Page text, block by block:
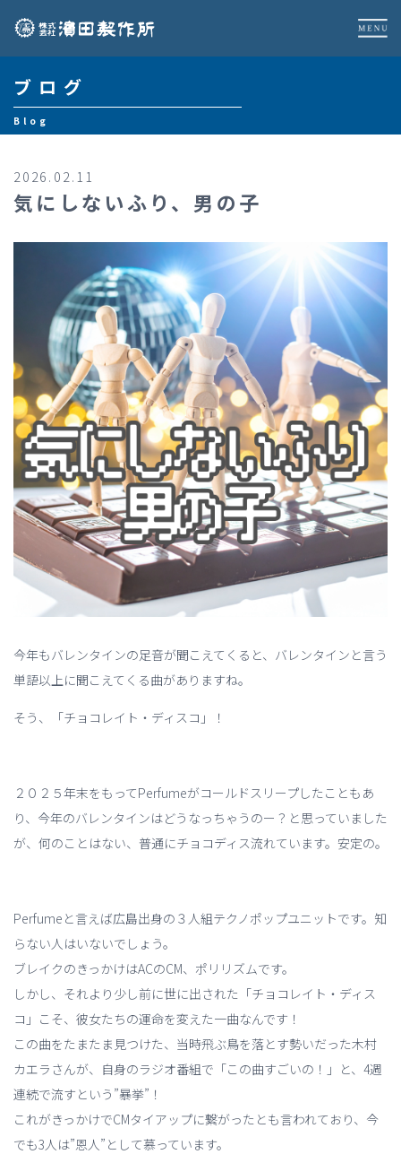
ブログ
Blog
2026.02.11
気にしないふり、男の子
今年もバレンタインの足音が聞こえてくると、バレンタインと言う
単語以上に聞こえてくる曲がありますね。
そう、「チョコレイト・ディスコ」！
２０２５年末をもってPerfumeがコールドスリープしたこともあ
り、今年のバレンタインはどうなっちゃうのー？と思っていました
が、何のことはない、普通にチョコディス流れています。安定の。
Perfumeと言えば広島出身の３人組テクノポップユニットです。知
らない人はいないでしょう。
ブレイクのきっかけはACのCM、ポリリズムです。
しかし、それより少し前に世に出された「チョコレイト・ディス
コ」こそ、彼女たちの運命を変えた一曲なんです！
この曲をたまたま見つけた、当時飛ぶ鳥を落とす勢いだった木村
カエラさんが、自身のラジオ番組で「この曲すごいの！」と、4週
連続で流すという”暴挙”！
これがきっかけでCMタイアップに繋がったとも言われており、今
でも3人は”恩人”として慕っています。